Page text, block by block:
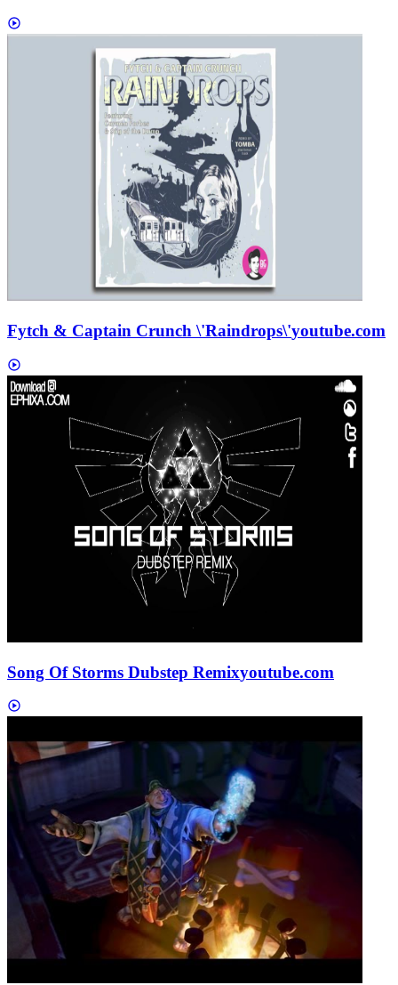
Fytch & Captain Crunch \'Raindrops\'youtube.com
Song Of Storms Dubstep Remixyoutube.com